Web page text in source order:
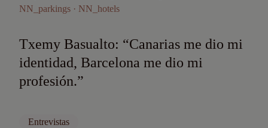
NN_parkings · NN_hotels
Txemy Basualto: “Canarias me dio mi
identidad, Barcelona me dio mi
profesión.”
Entrevistas